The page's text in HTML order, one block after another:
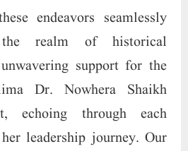
endeavors seamlessly
realm of historical
support for the
Dr. Nowhera Shaikh
echoing through each
leadership journey. Our